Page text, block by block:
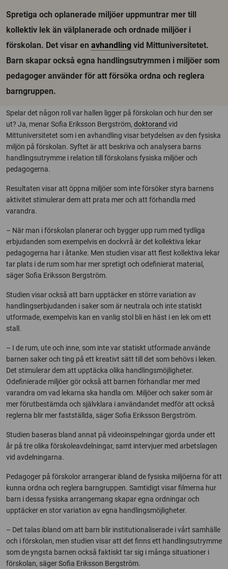
Spretiga och oplanerade miljöer uppmuntrar mer till
kollektiv lek än välplanerade och ordnade miljöer i
förskolan. Det visar en avhandling vid Mittuniversitetet.
Barn skapar också egna handlingsutrymmen i miljöer som
pedagoger använder för att försöka ordna och reglera
barngruppen.
Spelar det någon roll var hallen ligger på förskolan och hur den ser
ut? Ja, menar Sofia Eriksson Bergström, doktorand vid
Mittuniversitetet som i en avhandling visar betydelsen av den fysiska
miljön på förskolan. Syftet är att beskriva och analysera barns
handlingsutrymme i relation till förskolans fysiska miljöer och
pedagogerna.
Resultaten visar att öppna miljöer som inte försöker styra barnens
aktivitet stimulerar dem att prata mer och att förhandla med
varandra.
– När man i förskolan planerar och bygger upp rum med tydliga
erbjudanden som exempelvis en dockvrå är det kollektiva lekar
pedagogerna har i åtanke. Men studien visar att flest kollektiva lekar
tar plats i de rum som har mer spretigt och odefinierat material,
säger Sofia Eriksson Bergström.
Studien visar också att barn upptäcker en större variation av
handlingserbjudanden i saker som är neutrala och inte statiskt
utformade, exempelvis kan en vanlig stol bli en häst i en lek om ett
stall.
– I de rum, ute och inne, som inte var statiskt utformade använde
barnen saker och ting på ett kreativt sätt till det som behövs i leken.
Det stimulerar dem att upptäcka olika handlingsmöjligheter.
Odefinierade miljöer gör också att barnen förhandlar mer med
varandra om vad lekarna ska handla om. Miljöer och saker som är
mer förutbestämda och självklara i användandet medför att också
reglerna blir mer fastställda, säger Sofia Eriksson Bergström.
Studien baseras bland annat på videoinspelningar gjorda under ett
år på tre olika förskoleavdelningar, samt intervjuer med arbetslagen
vid avdelningarna.
Pedagoger på förskolor arrangerar ibland de fysiska miljöerna för att
kunna ordna och reglera barngruppen. Samtidigt visar filmerna hur
barn i dessa fysiska arrangemang skapar egna ordningar och
upptäcker en stor variation av egna handlingsmöjligheter.
– Det talas ibland om att barn blir institutionaliserade i vårt samhälle
och i förskolan, men studien visar att det finns ett handlingsutrymme
som de yngsta barnen också faktiskt tar sig i många situationer i
förskolan, säger Sofia Eriksson Bergström.